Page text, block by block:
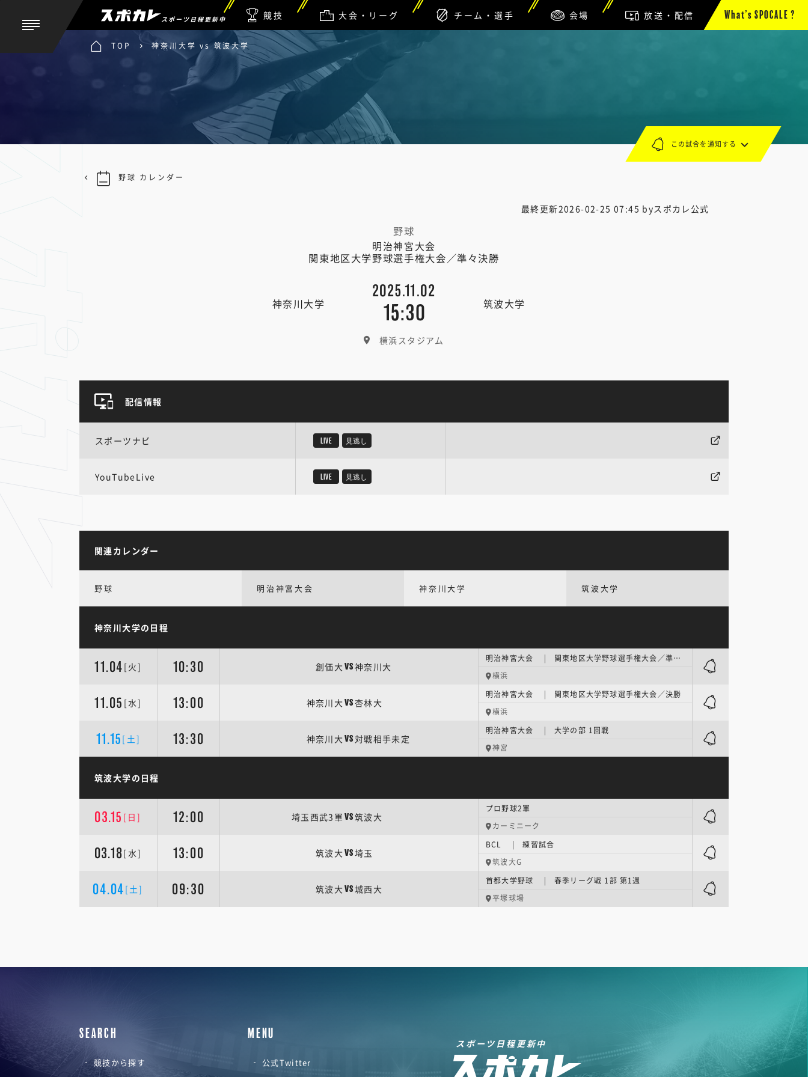
スポーツ日程更新中 競技 大会・リーグ チーム・選手 会場 放送・配信 What’s SPOCALE ?
TOP 神奈川大学 vs 筑波大学
最終更新2026-02-25 07:45 byスポカレ公式
野球
明治神宮大会
関東地区大学野球選手権大会／準々決勝
神奈川大学
2025.11.02
15:30 筑波大学
横浜スタジアム
この試合を通知する
野球 カレンダー
配信情報
スポーツナビ LIVE 見逃し
YouTubeLive LIVE 見逃し
関連カレンダー
野球 明治神宮大会 神奈川大学 筑波大学
神奈川大学の日程
11.04 [火] 10:30 創価大 VS神奈川大
明治神宮大会 | 関東地区大学野球選手権大会／準決勝
横浜
11.05 [水] 13:00 神奈川大 VS杏林大
明治神宮大会 | 関東地区大学野球選手権大会／決勝
横浜
11.15 [土] 13:30 神奈川大 VS対戦相手未定
明治神宮大会 | 大学の部 1回戦
神宮
筑波大学の日程
03.15 [日] 12:00 埼玉西武3軍VS筑波大
プロ野球2軍
カーミニーク
03.18[水] 13:00 筑波大 VS埼玉
BCL | 練習試合
筑波大G
04.04 [土] 09:30 筑波大 VS城西大
首都大学野球 | 春季リーグ戦 1部 第1週
平塚球場
SEARCH
競技から探す
MENU
公式Twitter
スポーツ日程更新中